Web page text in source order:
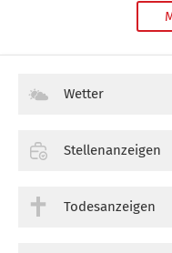
Wetter
Stellenanzeigen
Todesanzeigen